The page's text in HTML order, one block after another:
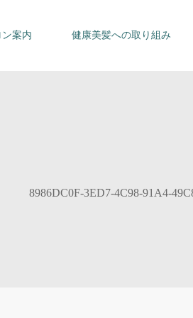
案内 健康美髪への取り組み
8986DC0F-3ED7-4C98-91A4-